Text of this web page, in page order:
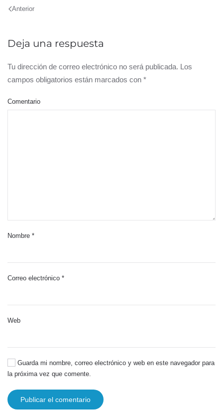
Anterior
Deja una respuesta
Tu dirección de correo electrónico no será publicada. Los
campos obligatorios están marcados con *
Comentario
Nombre *
Correo electrónico *
Web
Guarda mi nombre, correo electrónico y web en este navegador para
la próxima vez que comente.
Publicar el comentario